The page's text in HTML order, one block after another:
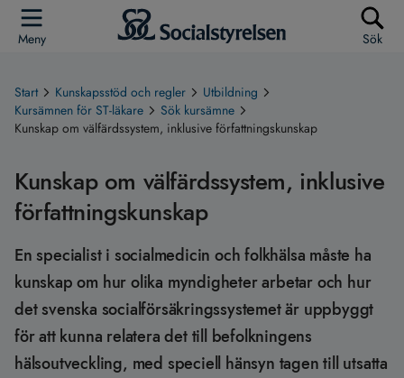
Meny Sök
Start Kunskapsstöd och regler
Utbildning
Kursämnen för ST-läkare
Sök kursämne
Kunskap om välfärdssystem, inklusive författningskunskap
Kunskap om välfärdssystem, inklusive
författningskunskap
En specialist i socialmedicin och folkhälsa måste ha
kunskap om hur olika myndigheter arbetar och hur
det svenska socialförsäkringssystemet är uppbyggt
för att kunna relatera det till befolkningens
hälsoutveckling, med speciell hänsyn tagen till utsatta